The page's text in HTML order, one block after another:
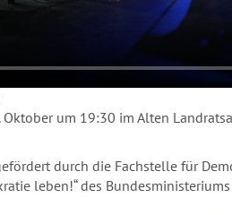
um 19:30 im Alten
durch die Fachstelle für
leben!“ des